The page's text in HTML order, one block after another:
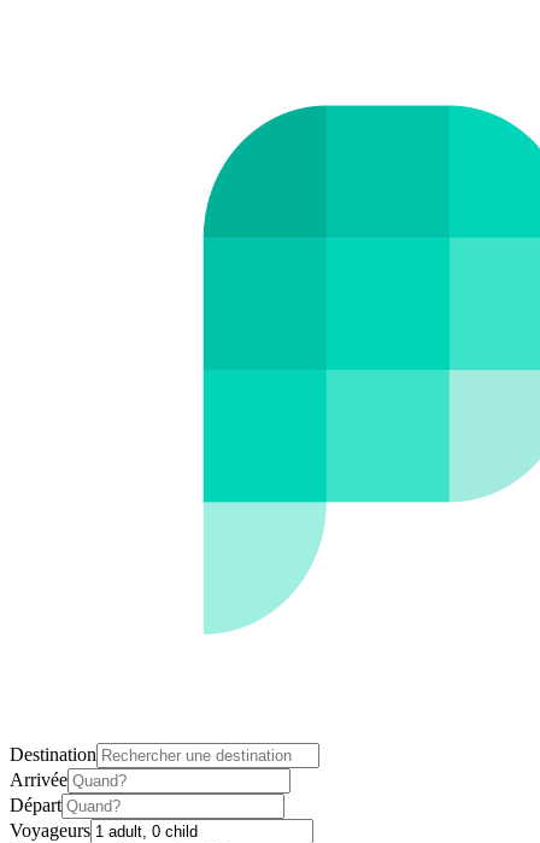
Destination
Arrivée
Départ
Voyageurs